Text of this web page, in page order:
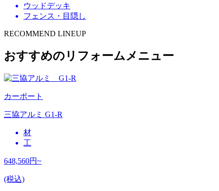
ウッドデッキ
フェンス・目隠し
RECOMMEND LINEUP
おすすめのリフォームメニュー
カーポート
三協アルミ G1-R
材
工
648,560円~
(税込)